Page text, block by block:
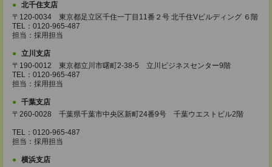
北千住支店
〒120-0034 東京都足立区千住一丁目11番２号 北千住Vビルディング ６階
TEL：0120-965-487
担当：採用担当
立川支店
〒190-0012 東京都立川市曙町2-38-5 立川ビジネスセンター9階
TEL：0120-965-487
担当：採用担当
千葉支店
〒260-0028 千葉県千葉市中央区新町24番9号 千葉ウエストビル2階
TEL：0120-965-487
担当：採用担当
横浜支店